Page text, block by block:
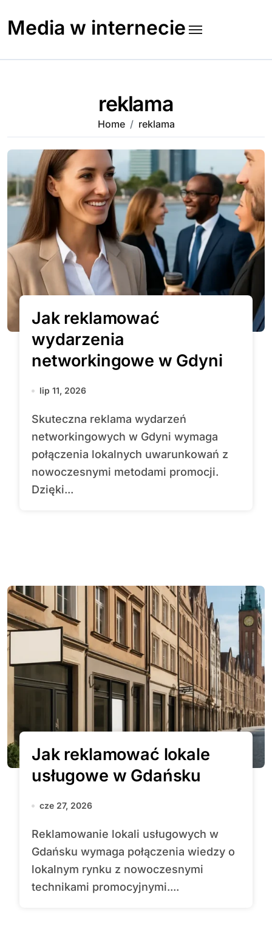
content
Media w internecie
reklama
Home reklama
Jak reklamować
wydarzenia
networkingowe w Gdyni
lip 11, 2026
Skuteczna reklama wydarzeń
networkingowych w Gdyni wymaga
połączenia lokalnych uwarunkowań z
nowoczesnymi metodami promocji.
Dzięki...
Jak reklamować lokale
usługowe w Gdańsku
cze 27, 2026
Reklamowanie lokali usługowych w
Gdańsku wymaga połączenia wiedzy o
lokalnym rynku z nowoczesnymi
technikami promocyjnymi....